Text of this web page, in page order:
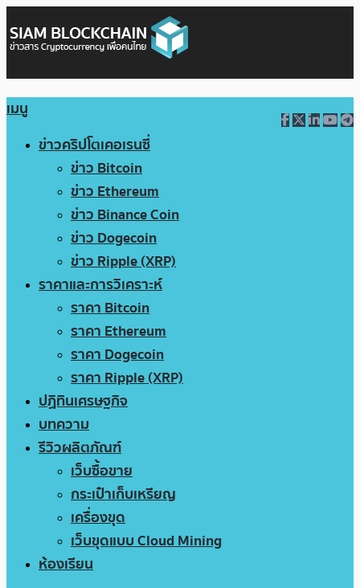
เมนู
ข่าวคริปโตเคอเรนซี่
ข่าว Bitcoin
ข่าว Ethereum
ข่าว Binance Coin
ข่าว Dogecoin
ข่าว Ripple (XRP)
ราคาและการวิเคราะห์
ราคา Bitcoin
ราคา Ethereum
ราคา Dogecoin
ราคา Ripple (XRP)
ปฏิทินเศรษฐกิจ
บทความ
รีวิวผลิตภัณฑ์
เว็บซื้อขาย
กระเป๋าเก็บเหรียญ
เครื่องขุด
เว็บขุดแบบ Cloud Mining
ห้องเรียน